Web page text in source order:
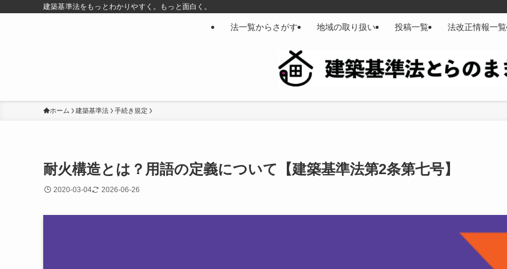
建築基準法をもっとわかりやすく。もっと面白く。
法一覧からさがす 地域の取り扱い 投稿一覧 法改正情報一覧
ホーム 建築基準法 手続き規定
耐火構造とは？用語の定義について【建築基準法第2条第七号】
2020-03-04 2026-06-26